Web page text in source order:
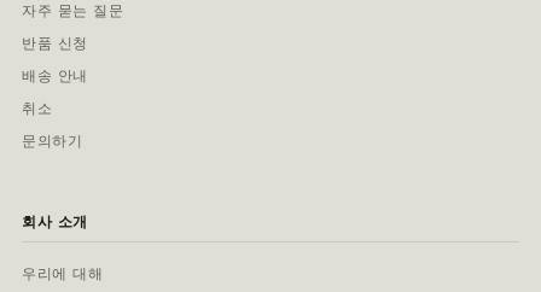
자주 묻는 질문
반품 신청
배송 안내
취소
문의하기
회사 소개
우리에 대해